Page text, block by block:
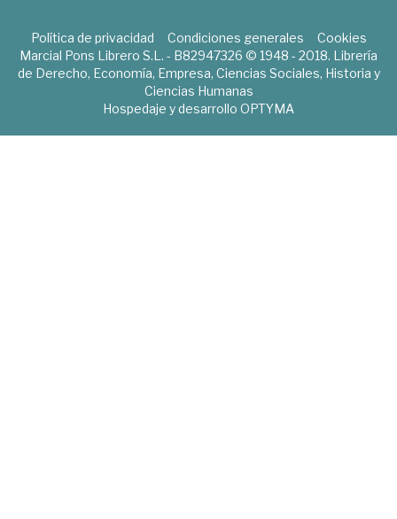
Política de privacidad Condiciones generales
Cookies
Marcial Pons Librero S.L. - B82947326 © 1948 - 2018. Librería
de Derecho, Economía, Empresa, Ciencias Sociales, Historia y
Ciencias Humanas
Hospedaje y desarrollo OPTYMA